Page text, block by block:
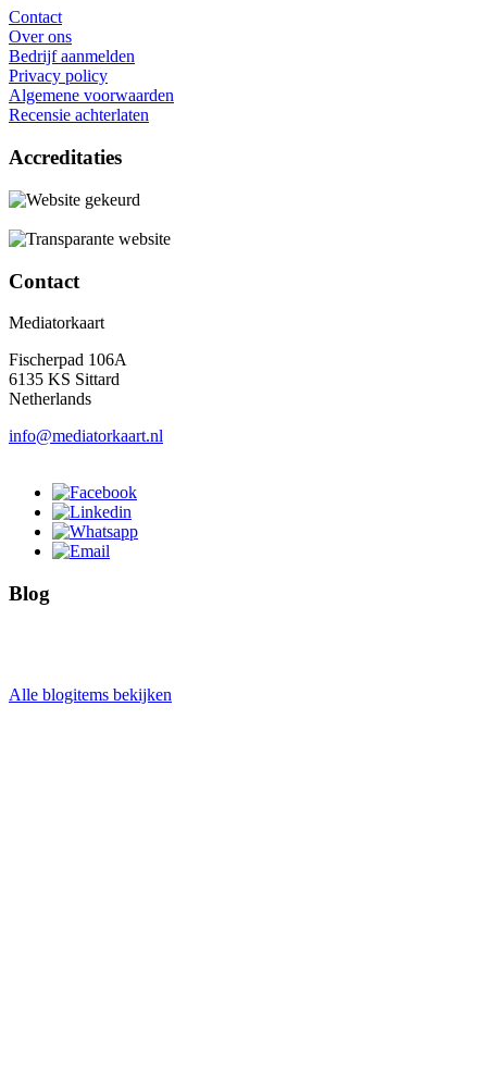
Contact
Over ons
Bedrijf aanmelden
Privacy policy
Algemene voorwaarden
Recensie achterlaten
Accreditaties
Contact
Mediatorkaart
Fischerpad 106A
6135 KS Sittard
Netherlands
info@mediatorkaart.nl
Blog
Alle blogitems bekijken